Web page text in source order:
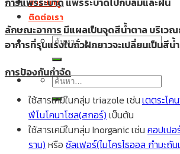
สาระน่ารู้
ติดต่อเรา
ค้นหา:
ค้นหา:
ลักษณะอาการ มีแผลเป็นจุดสีน้ำตาล บริเวณ
อาการที่รุนแรงใบถั่วฝักยาวจะเปลี่ยนเป็นสีน้
การป้องกันกำจัด
ใช้สารเคมีในกลุ่ม triazole เช่นเตตระโค
ฟีโนโคนาโซล(สกอร์) เป็นต้น
ใช้สารเคมีในกลุ่ม Inorganic เช่น คอปเป
ราน) หรือ ซัลเฟอร์(ไมโครไธออล กำมะถั